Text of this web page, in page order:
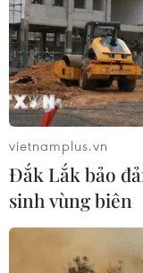
TIN CÙNG
vietnamplus.vn
Đắk Lắk bảo
sinh vùng biên